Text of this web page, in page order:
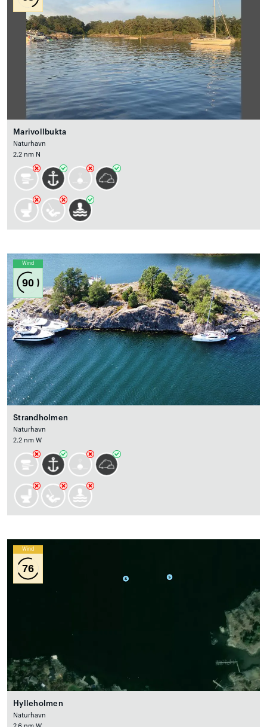
Marivollbukta
Naturhavn
2.2 nm N
Wind
90
Strandholmen
Naturhavn
2.2 nm W
Wind
76
Hylleholmen
Naturhavn